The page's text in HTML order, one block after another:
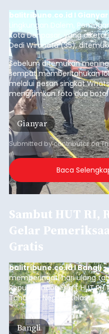
balitribune.co.id I
Lingkungan Dalem,
Kota Denpasar, yang
Dedi Wiranata (35),
pesisir Pantai Purnama,
Sebelum ditemukan
sempat memberitahukan
melalui pesan singkat
mengirimkan foto dua
istrinya.
Gianyar
Submitted bycontributoron
Baca
Sambut HUT RI,
Gelar
Gratis
balitribune.co.id I Bangli -
memperingati hari ulang
Republik Indonesia ( HUT RI)
Tahanan Negara Kelas II B
kegiatan pemeriksaan
(6/8/2026).
Bangli